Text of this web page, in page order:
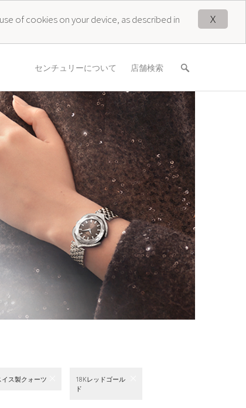
X
of cookies on your device, as described in
センチュリーについて 店舗検索
イス製クォーツ
18Kレッドゴール
ド